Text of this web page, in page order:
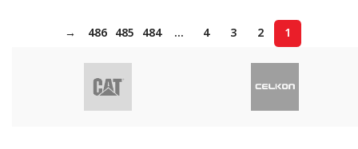
1
2
3
4
…
484
485
486
→